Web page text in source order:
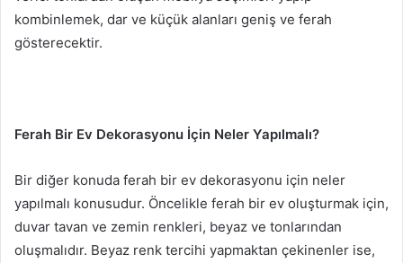
kombinlemek, dar ve küçük alanları geniş ve ferah
gösterecektir.
Ferah Bir Ev Dekorasyonu İçin Neler Yapılmalı?
Bir diğer konuda ferah bir ev dekorasyonu için neler
yapılmalı konusudur. Öncelikle ferah bir ev oluşturmak için,
duvar tavan ve zemin renkleri, beyaz ve tonlarından
oluşmalıdır. Beyaz renk tercihi yapmaktan çekinenler ise,